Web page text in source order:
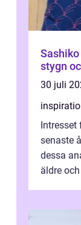
Sashiko japanskt broderi med enkla
stygn
30 juli
Intresset
senaste
dessa
äldre